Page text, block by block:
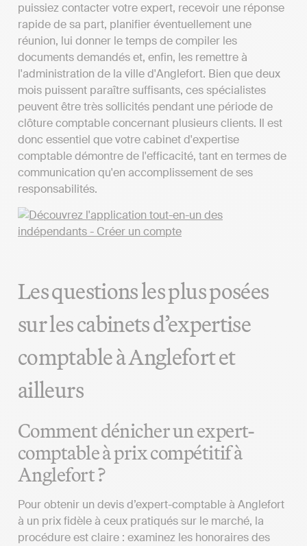
puissiez contacter votre expert, recevoir une réponse
rapide de sa part, planifier éventuellement une
réunion, lui donner le temps de compiler les
documents demandés et, enfin, les remettre à
l'administration de la ville d'Anglefort. Bien que deux
mois puissent paraître suffisants, ces spécialistes
peuvent être très sollicités pendant une période de
clôture comptable concernant plusieurs clients. Il est
donc essentiel que votre cabinet d'expertise
comptable démontre de l'efficacité, tant en termes de
communication qu'en accomplissement de ses
responsabilités.
Les questions les plus posées
sur les cabinets d’expertise
comptable à Anglefort et
ailleurs
Comment dénicher un expert-
comptable à prix compétitif à
Anglefort ?
Pour obtenir un devis d’expert-comptable à Anglefort
à un prix fidèle à ceux pratiqués sur le marché, la
procédure est claire : examinez les honoraires des